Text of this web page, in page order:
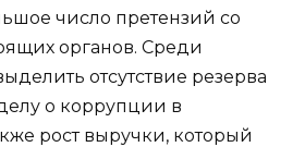
число претензий со
органов. Среди
отсутствие резерва
о коррупции в
рост выручки, который